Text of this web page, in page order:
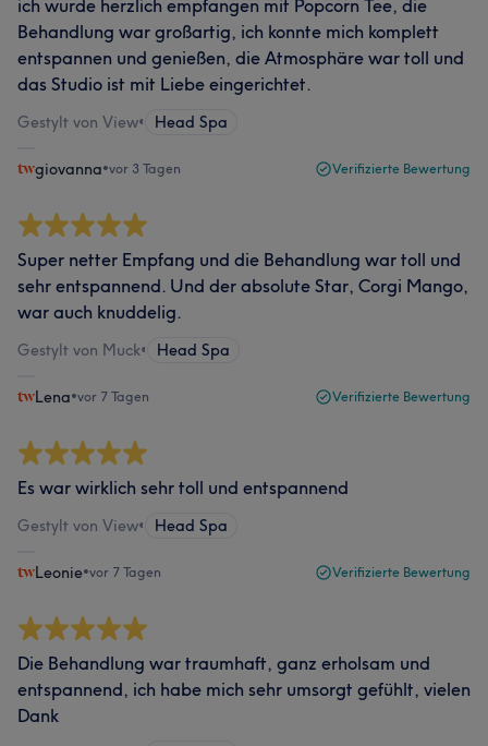
ich wurde herzlich empfangen mit Popcorn Tee, die
Behandlung war großartig, ich konnte mich komplett
entspannen und genießen, die Atmosphäre war toll und
das Studio ist mit Liebe eingerichtet.
Gestylt von View• Head Spa
giovanna•vor 3 Tagen Verifizierte Bewertung
Super netter Empfang und die Behandlung war toll und
sehr entspannend. Und der absolute Star, Corgi Mango,
war auch knuddelig.
Gestylt von Muck• Head Spa
Lena•vor 7 Tagen Verifizierte Bewertung
Es war wirklich sehr toll und entspannend
Gestylt von View• Head Spa
Leonie•vor 7 Tagen Verifizierte Bewertung
Die Behandlung war traumhaft, ganz erholsam und
entspannend, ich habe mich sehr umsorgt gefühlt, vielen
Dank